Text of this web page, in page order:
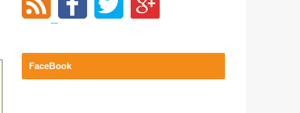
FaceBook